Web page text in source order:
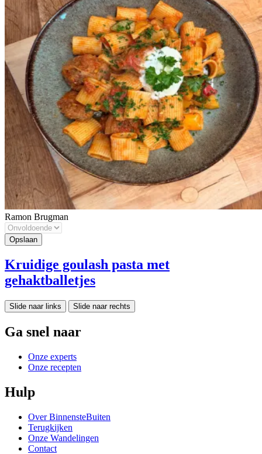
Ramon Brugman
Kruidige goulash pasta met
gehaktballetjes
Slide naar links Slide naar rechts
Ga snel naar
Onze experts
Onze recepten
Hulp
Over BinnensteBuiten
Terugkijken
Onze Wandelingen
Contact